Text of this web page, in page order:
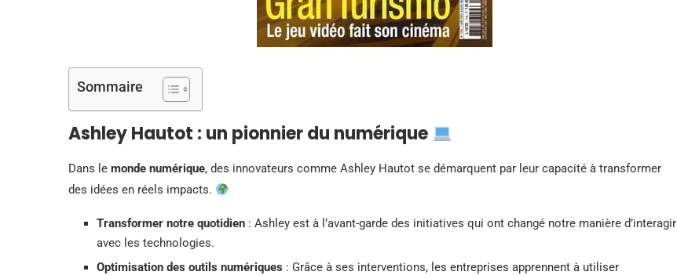
Sommaire
Ashley Hautot : un pionnier du numérique
Dans le monde numérique, des innovateurs comme Ashley Hautot se démarquent par leur capacité à transformer
des idées en réels impacts.
Transformer notre quotidien : Ashley est à l’avant-garde des initiatives qui ont changé notre manière d’interagir
avec les technologies.
Optimisation des outils numériques : Grâce à ses interventions, les entreprises apprennent à utiliser